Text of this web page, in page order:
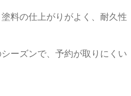
料の仕上がりがよく、耐久性
ーズンで、予約が取りにくい